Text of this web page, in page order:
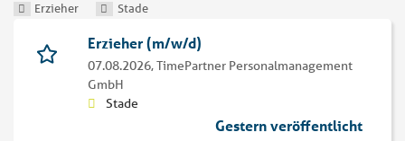
Erzieher Stade
Erzieher (m/w/d)
07.08.2026,TimePartner Personalmanagement
GmbH
Stade
Gestern veröffentlicht